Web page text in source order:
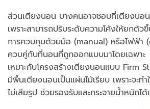
ส่วนเตียงนอน บางคนอาจชอบที่เตียงนอ
เพราะสามารถปรับระดับความโค้งให้ยกตั
การควบคุมด้วยมือ (manual) หรือไฟฟ้า
ควบคู่กับที่นอนที่ถูกออกแบบมาโดยเฉพา
เหมาะกับโครงสร้างเตียงนอนแบบ Firm
มีพื้นเตียงนอนเป็นแผ่นไม้เรียบ เพราะจะ
ไม่เสียรูป ช่วยรองรับและกระจายน้ำหนักได้